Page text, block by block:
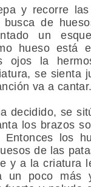
y recorre
de
un
hueso está
ojos la
se sienta
va a cantar.
decidido, se
los brazos
Entonces los
de las
y a la criatura
un poco más